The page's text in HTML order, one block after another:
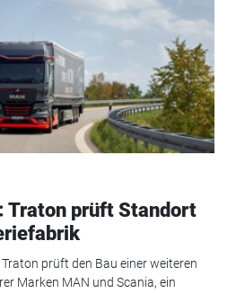
Traton prüft Standort
prüft den Bau einer weiteren
Marken MAN und Scania, ein